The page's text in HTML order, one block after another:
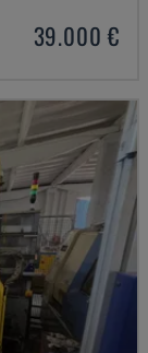
39.000 €